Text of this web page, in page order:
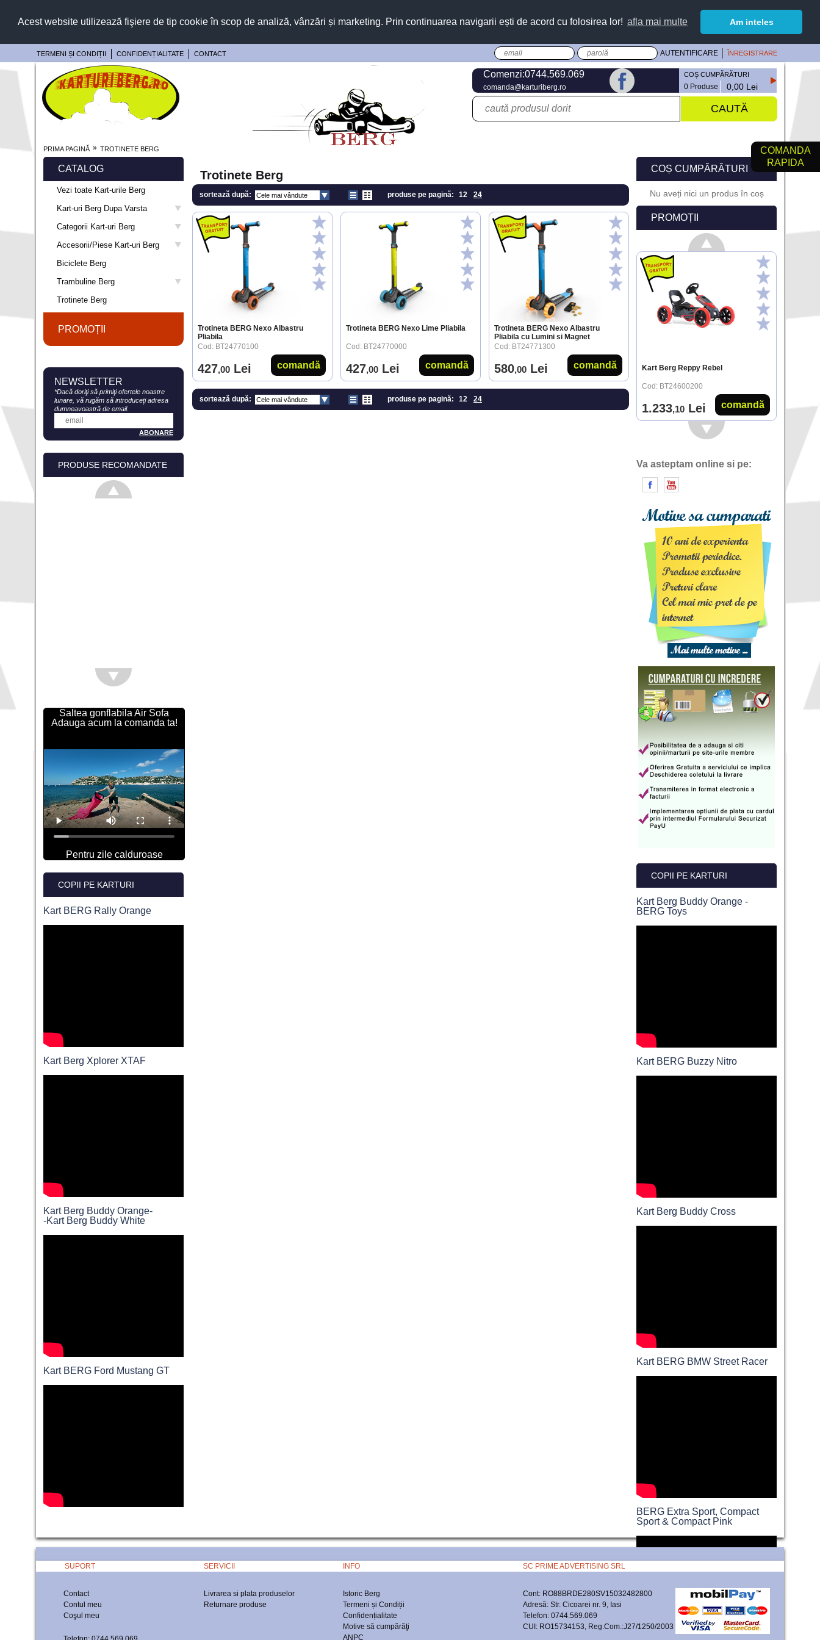
Acest website utilizează fişiere de tip cookie în scop de analiză, vânzări și marketing. Prin continuarea navigarii ești de acord cu folosirea lor! afla mai multe Am inteles
TERMENI ȘI CONDIȚII CONFIDENȚIALITATE CONTACT ÎNREGISTRARE
Comenzi:0744.569.069
comanda@karturiberg.ro
COȘ CUMPĂRĂTURI
0 Produse 0,00 Lei
COMANDA
RAPIDA
PRIMA PAGINĂ » TROTINETE BERG
Trotinete Berg
sortează după: produse pe pagină: 12 24
Trotineta BERG Nexo Albastru
Pliabila
Cod: BT24770100
427,00 Lei comandă
Trotineta BERG Nexo Lime Pliabila
Cod: BT24770000
427,00 Lei comandă
Trotineta BERG Nexo Albastru
Pliabila cu Lumini si Magnet
Cod: BT24771300
580,00 Lei comandă
sortează după: produse pe pagină: 12 24
CATALOG
Vezi toate Kart-urile Berg
Kart-uri Berg Dupa Varsta
Categorii Kart-uri Berg
Accesorii/Piese Kart-uri Berg
Biciclete Berg
Trambuline Berg
Trotinete Berg
PROMOȚII
NEWSLETTER
*Dacă doriţi să primiţi ofertele noastre
lunare, vă rugăm să introduceţi adresa
dumneavoastră de email.
PRODUSE RECOMANDATE
Saltea gonflabila Air Sofa
Adauga acum la comanda ta!
Pentru zile calduroase
COPII PE KARTURI
Kart BERG Rally Orange
Kart Berg Xplorer XTAF
Kart Berg Buddy Orange-
-Kart Berg Buddy White
Kart BERG Ford Mustang GT
COȘ CUMPĂRĂTURI
Nu aveți nici un produs în coș
PROMOȚII
Kart Berg Reppy Rebel
Cod: BT24600200
1.233,10 Lei comandă
Va asteptam online si pe:
COPII PE KARTURI
Kart Berg Buddy Orange -
BERG Toys
Kart BERG Buzzy Nitro
Kart Berg Buddy Cross
Kart BERG BMW Street Racer
BERG Extra Sport, Compact
Sport & Compact Pink
SUPORT
Contact
Contul meu
Coşul meu
SERVICII
Livrarea si plata produselor
Returnare produse
INFO
Istoric Berg
Termeni și Condiții
Confidențialitate
Motive să cumpărăţi
ANPC
SC PRIME ADVERTISING SRL
Cont: RO88BRDE280SV15032482800
Adresă: Str. Cicoarei nr. 9, Iasi
Telefon: 0744.569.069
CUI: RO15734153, Reg.Com.:J27/1250/2003